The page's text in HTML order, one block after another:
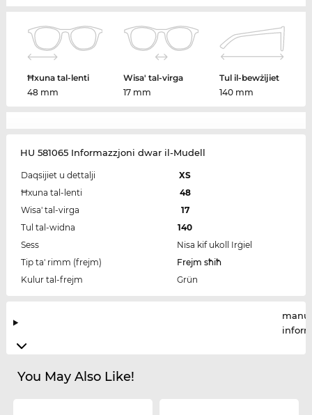
Ħxuna tal-lenti
48 mm
Wisa' tal-virga
17 mm
Tul il-bewżijiet
140 mm
HU 581065 Informazzjoni dwar il-Mudell
Daqsijiet u dettalji
XS
Ħxuna tal-lenti
48
Wisa' tal-virga
17
Tul tal-widna
140
Sess
Nisa kif ukoll Irġiel
Tip ta' rimm (frejm)
Frejm sħiħ
Kulur tal-frejm
Grün
You May Also Like!